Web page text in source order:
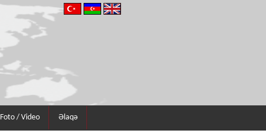
Foto / Video Əlaqə